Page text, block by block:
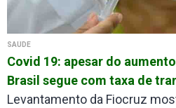
SAÚDE
Covid 19: apesar do
Brasil segue com taxa de
Levantamento da Fiocruz